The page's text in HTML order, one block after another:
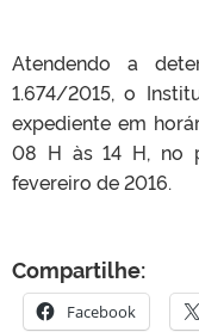
Atendendo a
1.674/2015, o
expediente em
08 H às 14 H, no
fevereiro de 2016.
Compartilhe:
Facebook